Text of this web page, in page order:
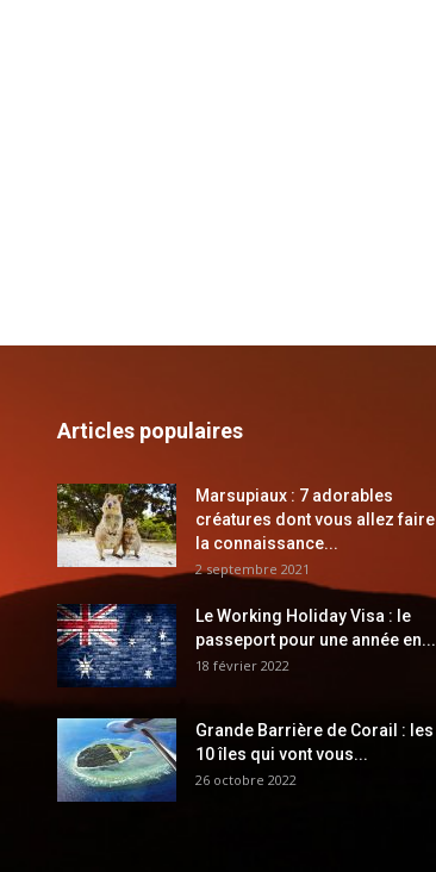
Articles populaires
Marsupiaux : 7 adorables
créatures dont vous allez faire
la connaissance...
2 septembre 2021
Le Working Holiday Visa : le
passeport pour une année en...
18 février 2022
Grande Barrière de Corail : les
10 îles qui vont vous...
26 octobre 2022